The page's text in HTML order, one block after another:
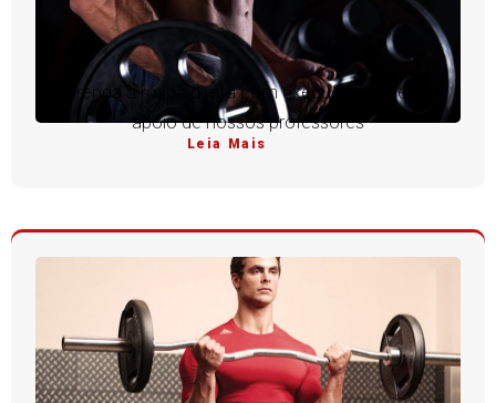
Aprenda a rosca direta com execução perfeita e
apoio de nossos professores
Leia Mais